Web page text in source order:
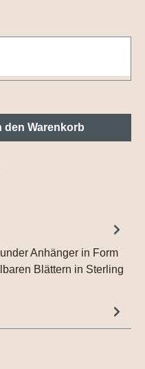
gewünschten
den Warenkorb
Anhänger in Form
Blättern in Sterling